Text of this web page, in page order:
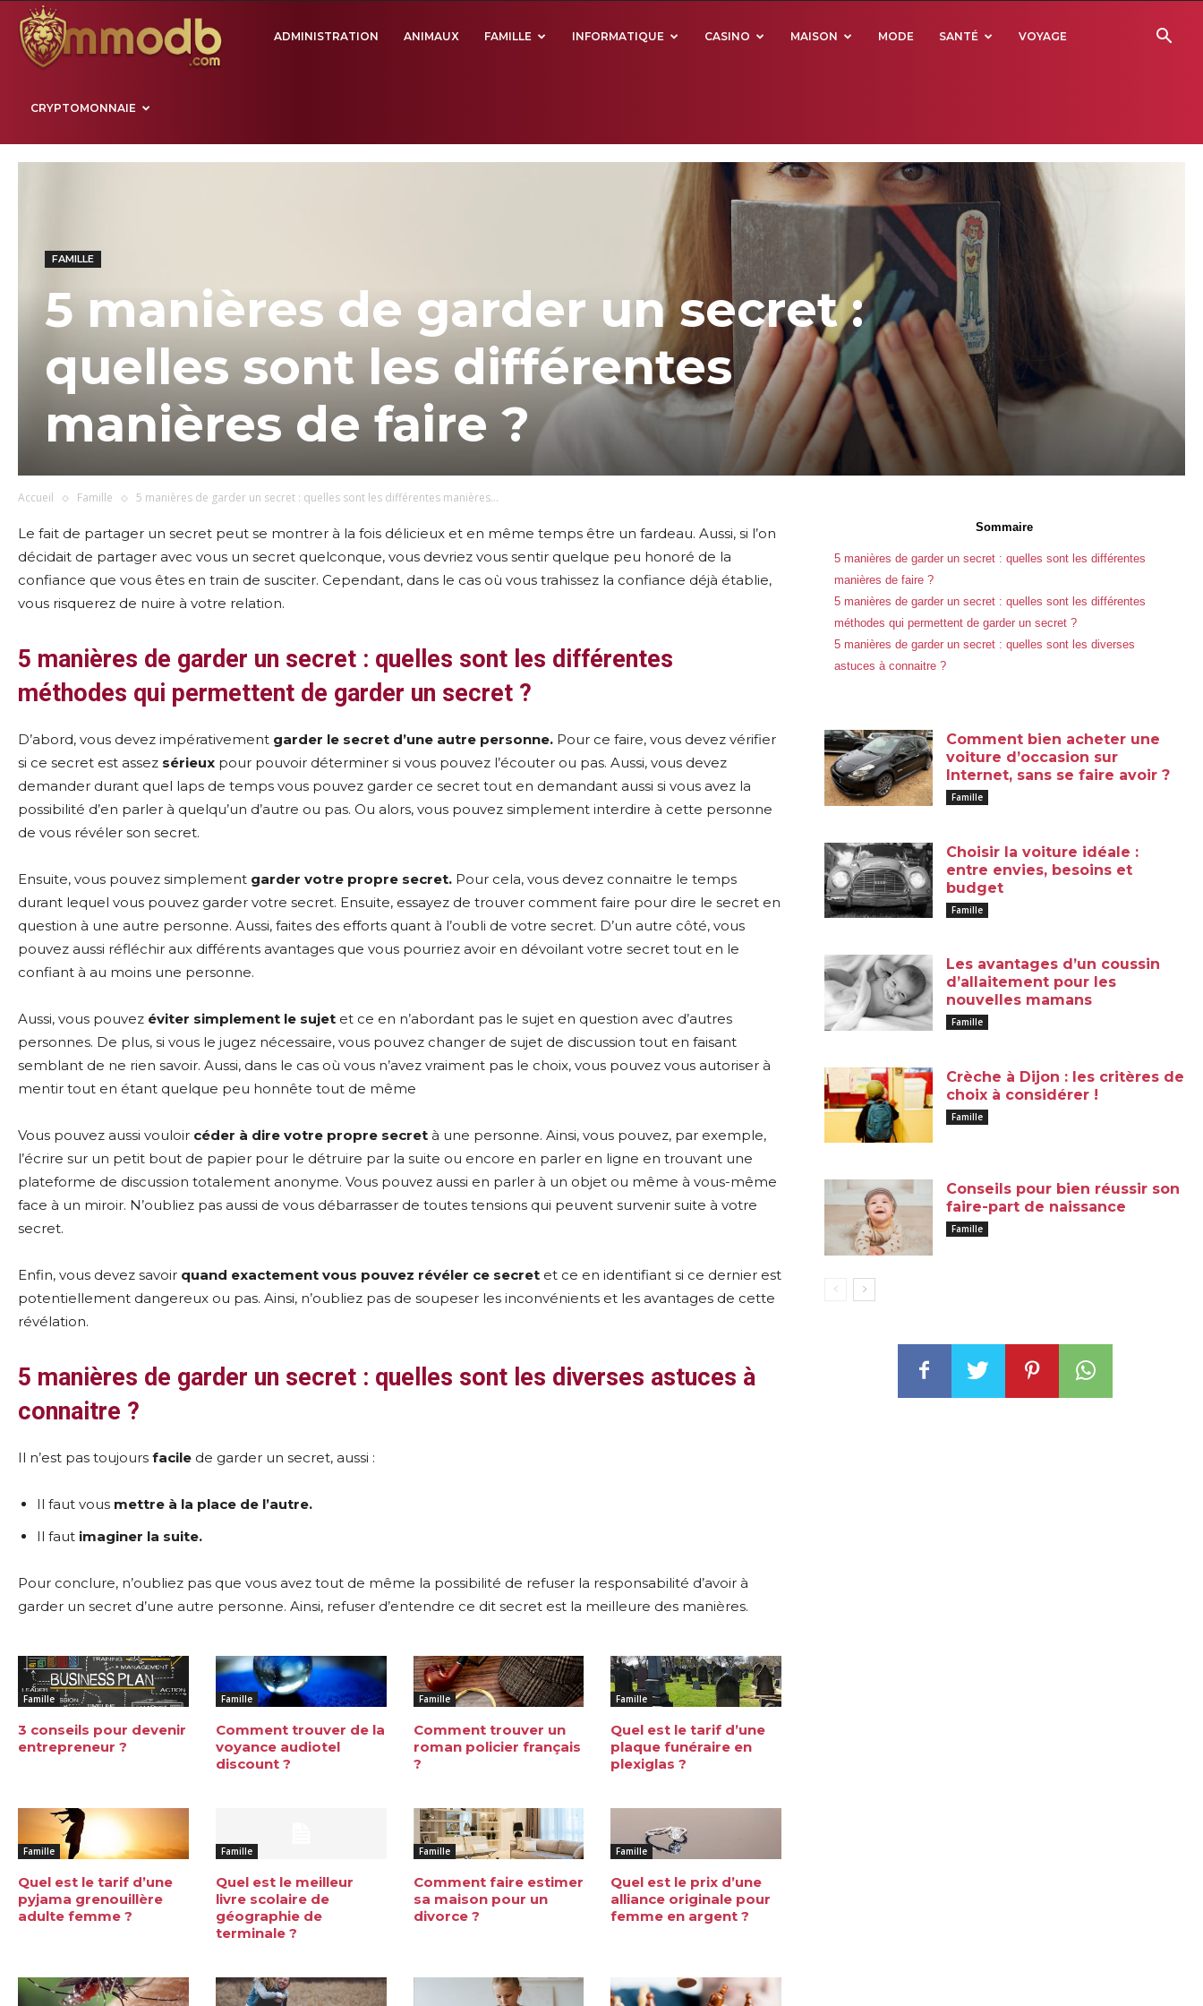
Mmodb.comADMINISTRATION ANIMAUX FAMILLE INFORMATIQUE CASINO MAISON MODE SANTÉ VOYAGE
CRYPTOMONNAIE
FAMILLE
5 manières de garder un secret :
quelles sont les différentes
manières de faire ?
Accueil Famille 5 manières de garder un secret : quelles sont les différentes manières...
Le fait de partager un secret peut se montrer à la fois délicieux et en même temps être un fardeau. Aussi, si l’on
décidait de partager avec vous un secret quelconque, vous devriez vous sentir quelque peu honoré de la
confiance que vous êtes en train de susciter. Cependant, dans le cas où vous trahissez la confiance déjà établie,
vous risquerez de nuire à votre relation.
5 manières de garder un secret : quelles sont les différentes
méthodes qui permettent de garder un secret ?
D’abord, vous devez impérativement garder le secret d’une autre personne. Pour ce faire, vous devez vérifier
si ce secret est assez sérieux pour pouvoir déterminer si vous pouvez l’écouter ou pas. Aussi, vous devez
demander durant quel laps de temps vous pouvez garder ce secret tout en demandant aussi si vous avez la
possibilité d’en parler à quelqu’un d’autre ou pas. Ou alors, vous pouvez simplement interdire à cette personne
de vous révéler son secret.
Ensuite, vous pouvez simplement garder votre propre secret. Pour cela, vous devez connaitre le temps
durant lequel vous pouvez garder votre secret. Ensuite, essayez de trouver comment faire pour dire le secret en
question à une autre personne. Aussi, faites des efforts quant à l’oubli de votre secret. D’un autre côté, vous
pouvez aussi réfléchir aux différents avantages que vous pourriez avoir en dévoilant votre secret tout en le
confiant à au moins une personne.
Aussi, vous pouvez éviter simplement le sujet et ce en n’abordant pas le sujet en question avec d’autres
personnes. De plus, si vous le jugez nécessaire, vous pouvez changer de sujet de discussion tout en faisant
semblant de ne rien savoir. Aussi, dans le cas où vous n’avez vraiment pas le choix, vous pouvez vous autoriser à
mentir tout en étant quelque peu honnête tout de même
Vous pouvez aussi vouloir céder à dire votre propre secret à une personne. Ainsi, vous pouvez, par exemple,
l’écrire sur un petit bout de papier pour le détruire par la suite ou encore en parler en ligne en trouvant une
plateforme de discussion totalement anonyme. Vous pouvez aussi en parler à un objet ou même à vous-même
face à un miroir. N’oubliez pas aussi de vous débarrasser de toutes tensions qui peuvent survenir suite à votre
secret.
Enfin, vous devez savoir quand exactement vous pouvez révéler ce secret et ce en identifiant si ce dernier est
potentiellement dangereux ou pas. Ainsi, n’oubliez pas de soupeser les inconvénients et les avantages de cette
révélation.
5 manières de garder un secret : quelles sont les diverses astuces à
connaitre ?
Il n’est pas toujours facile de garder un secret, aussi :
Il faut vous mettre à la place de l’autre.
Il faut imaginer la suite.
Pour conclure, n’oubliez pas que vous avez tout de même la possibilité de refuser la responsabilité d’avoir à
garder un secret d’une autre personne. Ainsi, refuser d’entendre ce dit secret est la meilleure des manières.
Famille
3 conseils pour devenir
entrepreneur ?
Famille
Comment trouver de la
voyance audiotel
discount ?
Famille
Comment trouver un
roman policier français
?
Famille
Quel est le tarif d’une
plaque funéraire en
plexiglas ?
Famille
Quel est le tarif d’une
pyjama grenouillère
adulte femme ?
Famille
Quel est le meilleur
livre scolaire de
géographie de
terminale ?
Famille
Comment faire estimer
sa maison pour un
divorce ?
Famille
Quel est le prix d’une
alliance originale pour
femme en argent ?
Sommaire
5 manières de garder un secret : quelles sont les différentes
manières de faire ?
5 manières de garder un secret : quelles sont les différentes
méthodes qui permettent de garder un secret ?
5 manières de garder un secret : quelles sont les diverses
astuces à connaitre ?
Comment bien acheter une
voiture d’occasion sur
Internet, sans se faire avoir ?
Famille
Choisir la voiture idéale :
entre envies, besoins et
budget
Famille
Les avantages d’un coussin
d’allaitement pour les
nouvelles mamans
Famille
Crèche à Dijon : les critères de
choix à considérer !
Famille
Conseils pour bien réussir son
faire-part de naissance
Famille